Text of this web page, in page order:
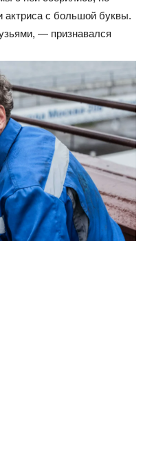
актриса с большой буквы.
— признавался